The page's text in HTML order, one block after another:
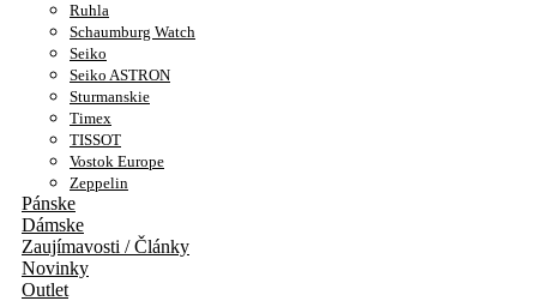
Ruhla
Schaumburg Watch
Seiko
Seiko ASTRON
Sturmanskie
Timex
TISSOT
Vostok Europe
Zeppelin
Pánske
Dámske
Zaujímavosti / Články
Novinky
Outlet